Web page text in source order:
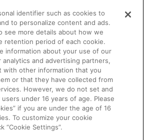
い。
Do Not Sell or Share My
Personal Information
件
ソーシャルメディアポリシー
お問い合わせ
identifier such as cookies to
to personalize content and ads.
see more details about how we
retention period of each cookie.
information about your use of our
and advertising partners,
with other information that you
or that they have collected from
However, we do not set and
under 16 years of age. Please
if you are under the age of 16
To customize your cookie
“Cookie Settings”.